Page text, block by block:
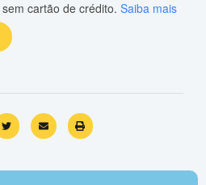
sem cartão de crédito. Saiba mais